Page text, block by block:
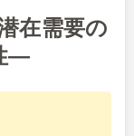
在需要の
―